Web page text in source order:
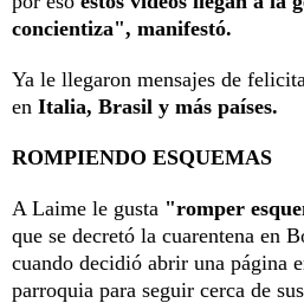
concientiza", manifestó.
Ya le llegaron mensajes de
en Italia, Brasil y más países.
ROMPIENDO ESQUEMAS
A Laime le gusta "romper
que se decretó la cuarentena en
cuando decidió abrir una página
parroquia para seguir cerca de